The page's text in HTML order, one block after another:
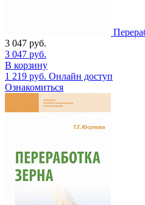
3 047 руб.
3 047 руб.
В корзину
1 219 руб. Онлайн доступ
Ознакомиться